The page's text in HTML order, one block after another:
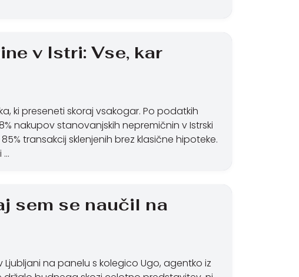
v Istri: Vse, kar
ki preseneti skoraj vsakogar. Po podatkih
nakupov stanovanjskih nepremičnin v Istrski
transakcij sklenjenih brez klasične hipoteke.
…
sem se naučil na
Ljubljani na panelu s kolegico Ugo, agentko iz